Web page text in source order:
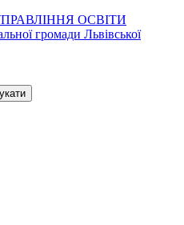
громади Львівської області